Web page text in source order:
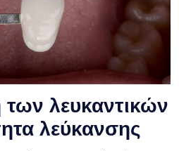
λευκαντικών
λεύκανσης